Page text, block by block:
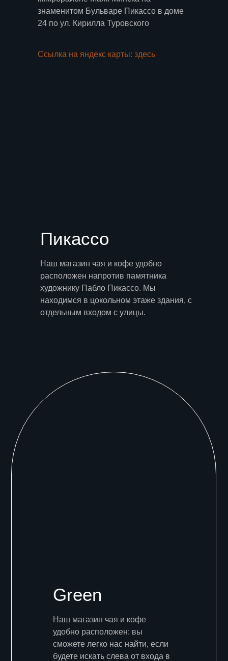
знаменитом Бульваре Пикассо в доме
24 по ул. Кирилла Туровского
Наш магазин чая и кофе удобно
расположен напротив памятника
художнику Пабло Пикассо. Мы
находимся в цокольном этаже здания, с
отдельным входом с улицы.
Пикассо
Наш магазин чая и кофе
удобно расположен: вы
сможете легко нас найти, если
будете искать слева от входа в
Green
Ссылка на яндекс карты: здесь